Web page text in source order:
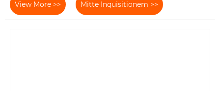
View More >> Mitte Inquisitionem >>